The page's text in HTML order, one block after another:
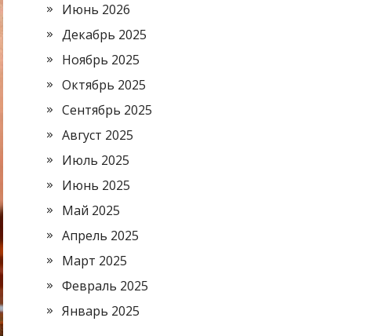
Июнь 2026
Декабрь 2025
Ноябрь 2025
Октябрь 2025
Сентябрь 2025
Август 2025
Июль 2025
Июнь 2025
Май 2025
Апрель 2025
Март 2025
Февраль 2025
Январь 2025